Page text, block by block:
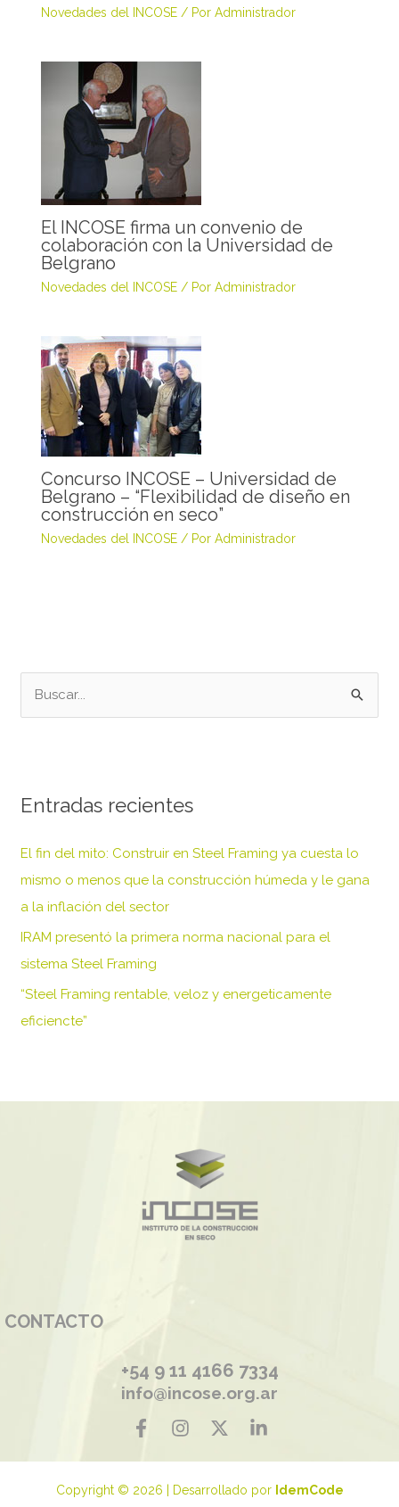
Novedades del INCOSE/ Por Administrador
El INCOSE firma un convenio de
colaboración con la Universidad de
Belgrano
Novedades del INCOSE/ Por Administrador
Concurso INCOSE – Universidad de
Belgrano – “Flexibilidad de diseño en
construcción en seco”
Novedades del INCOSE/ Por Administrador
a
p
o
r
:
Entradas recientes
El fin del mito: Construir en Steel Framing ya cuesta lo
mismo o menos que la construcción húmeda y le gana
a la inflación del sector
IRAM presentó la primera norma nacional para el
sistema Steel Framing
“Steel Framing rentable, veloz y energeticamente
eficiencte”
CONTACTO
+54 9 11 4166 7334
info@incose.org.ar
Copyright © 2026 | Desarrollado por IdemCode